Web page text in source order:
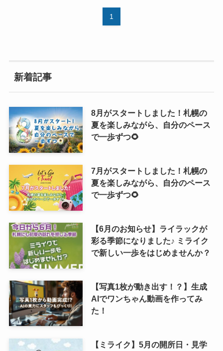
1
新着記事
8月がスタートしました！札幌の
夏を楽しみながら、自分のペース
で一歩ずつ🌻
7月がスタートしました！札幌の
夏を楽しみながら、自分のペース
で一歩ずつ🌻
【6月のお知らせ】ライラックが
彩る季節になりました♪ ミライク
で新しい一歩をはじめませんか？
【写真1枚が動き出す！？】生成
AIでワンちゃん動画を作ってみ
た！
【ミライク】5月の開所日・見学